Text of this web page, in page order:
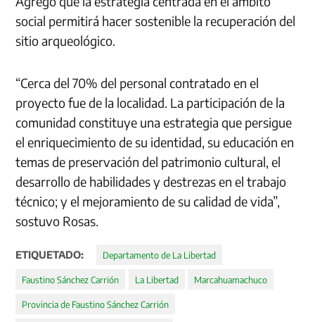
social permitirá hacer sostenible la recuperación del
sitio arqueológico.
“Cerca del 70% del personal contratado en el
proyecto fue de la localidad. La participación de la
comunidad constituye una estrategia que persigue
el enriquecimiento de su identidad, su educación en
temas de preservación del patrimonio cultural, el
desarrollo de habilidades y destrezas en el trabajo
técnico; y el mejoramiento de su calidad de vida”,
sostuvo Rosas.
ETIQUETADO: Departamento de La Libertad
Faustino Sánchez Carrión La Libertad Marcahuamachuco
Provincia de Faustino Sánchez Carrión